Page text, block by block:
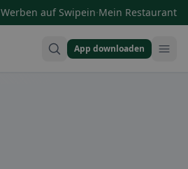
Werben auf Swipein·Mein Restaurant
App downloaden